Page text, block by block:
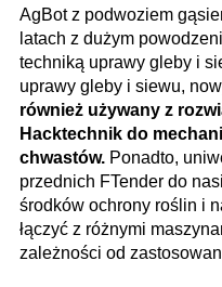
AgBot z podwoziem
latach z dużym
techniką uprawy gleby i
uprawy gleby i siewu,
również używany z
Hacktechnik do
chwastów. Ponadto,
przednich FTender do
środków ochrony roślin i
łączyć z różnymi
zależności od